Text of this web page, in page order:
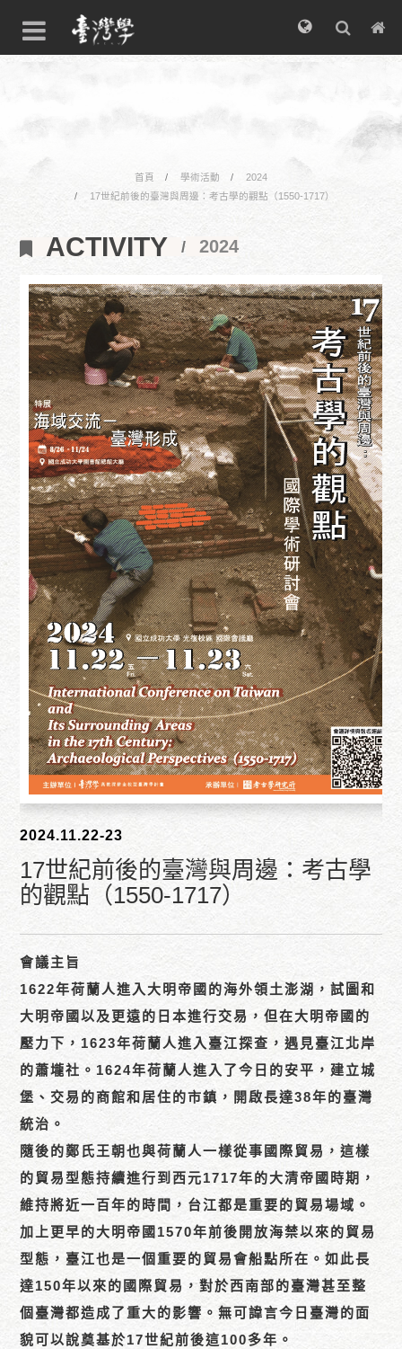
首頁 學術活動
2024
17世紀前後的臺灣與周邊：考古學的觀點（1550-1717）
ACTIVITY 2024
2024.11.22-23
17世紀前後的臺灣與周邊：考古學
的觀點（1550-1717）
會議主旨
1622年荷蘭人進入大明帝國的海外領土澎湖，試圖和
大明帝國以及更遠的日本進行交易，但在大明帝國的
壓力下，1623年荷蘭人進入臺江探查，遇見臺江北岸
的蕭壠社。1624年荷蘭人進入了今日的安平，建立城
堡、交易的商館和居住的市鎮，開啟長達38年的臺灣
統治。
隨後的鄭氏王朝也與荷蘭人一樣從事國際貿易，這樣
的貿易型態持續進行到西元1717年的大清帝國時期，
維持將近一百年的時間，台江都是重要的貿易場域。
加上更早的大明帝國1570年前後開放海禁以來的貿易
型態，臺江也是一個重要的貿易會船點所在。如此長
達150年以來的國際貿易，對於西南部的臺灣甚至整
個臺灣都造成了重大的影響。無可諱言今日臺灣的面
貌可以說奠基於17世紀前後這100多年。